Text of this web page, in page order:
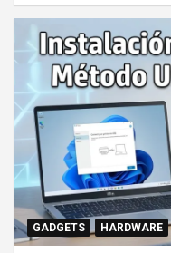
GADGETS HARDWARE